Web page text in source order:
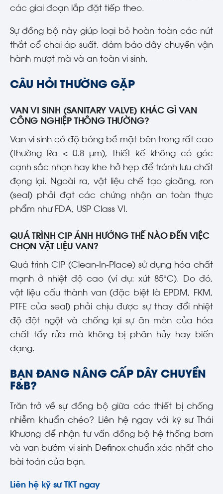
các giai đoạn lắp đặt tiếp theo.
Sự đồng bộ này giúp loại bỏ hoàn toàn các nút
thắt cổ chai áp suất, đảm bảo dây chuyền vận
hành mượt mà và an toàn vi sinh.
CÂU HỎI THƯỜNG GẶP
VAN VI SINH (SANITARY VALVE) KHÁC GÌ VAN
CÔNG NGHIỆP THÔNG THƯỜNG?
Van vi sinh có độ bóng bề mặt bên trong rất cao
(thường Ra < 0.8 µm), thiết kế không có góc
cạnh sắc nhọn hay khe hở hẹp để tránh lưu chất
đọng lại. Ngoài ra, vật liệu chế tạo gioăng, ron
(seal) phải đạt các chứng nhận an toàn thực
phẩm như FDA, USP Class VI.
QUÁ TRÌNH CIP ẢNH HƯỞNG THẾ NÀO ĐẾN VIỆC
CHỌN VẬT LIỆU VAN?
Quá trình CIP (Clean-In-Place) sử dụng hóa chất
mạnh ở nhiệt độ cao (ví dụ: xút 85°C). Do đó,
vật liệu cấu thành van (đặc biệt là EPDM, FKM,
PTFE của seal) phải chịu được sự thay đổi nhiệt
độ đột ngột và chống lại sự ăn mòn của hóa
chất tẩy rửa mà không bị phân hủy hay biến
dạng.
BẠN ĐANG NÂNG CẤP DÂY CHUYỀN
F&B?
Trăn trở về sự đồng bộ giữa các thiết bị chống
nhiễm khuẩn chéo? Liên hệ ngay với kỹ sư Thái
Khương để nhận tư vấn đồng bộ hệ thống bơm
và van bướm vi sinh Definox chuẩn xác nhất cho
bài toán của bạn.
Liên hệ kỹ sư TKT ngay